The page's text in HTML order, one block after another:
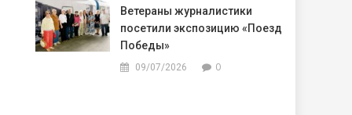
Ветераны журналистики
посетили экспозицию «Поезд
Победы»
09/07/2026 0